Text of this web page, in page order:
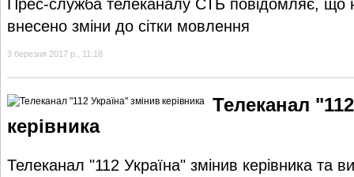
внесено зміни до сітки мовлення
3 березня 2017 р., 11:18
Телеканал
керівника
Телеканал "112 Україна" змінив керівника та